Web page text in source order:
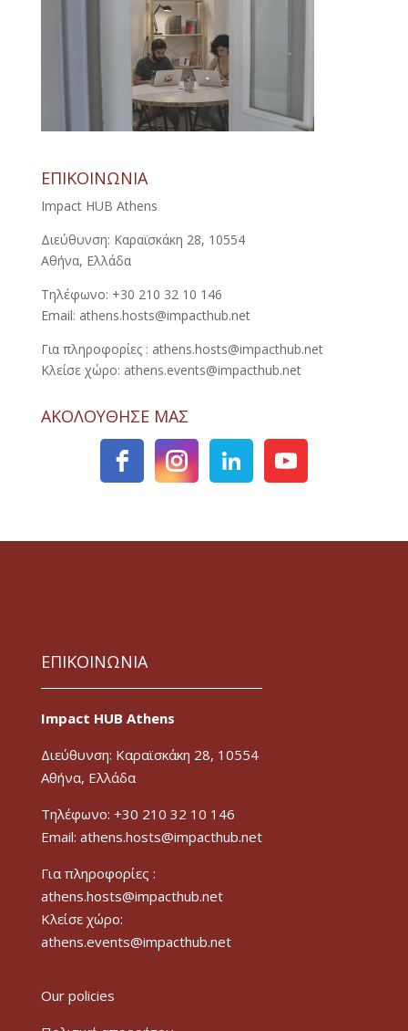
ΕΠΙΚΟΙΝΩΝΙΑ
Impact HUB Athens
Διεύθυνση: Καραϊσκάκη 28, 10554
Αθήνα, Ελλάδα
Τηλέφωνο: +30 210 32 10 146
Email: athens.hosts@impacthub.net
Για πληροφορίες : athens.hosts@impacthub.net
Κλείσε χώρο: athens.events@impacthub.net
ΑΚΟΛΟΥΘΗΣΕ ΜΑΣ
ΕΠΙΚΟΙΝΩΝΙΑ
Impact HUB Athens
Διεύθυνση: Καραϊσκάκη 28, 10554
Αθήνα, Ελλάδα
Τηλέφωνο: +30 210 32 10 146
Email: athens.hosts@impacthub.net
Για πληροφορίες :
athens.hosts@impacthub.net
Κλείσε χώρο:
athens.events@impacthub.net
Our policies